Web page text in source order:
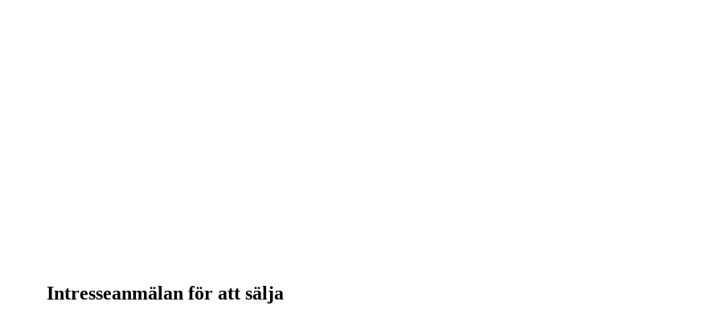
Intresseanmälan för att sälja